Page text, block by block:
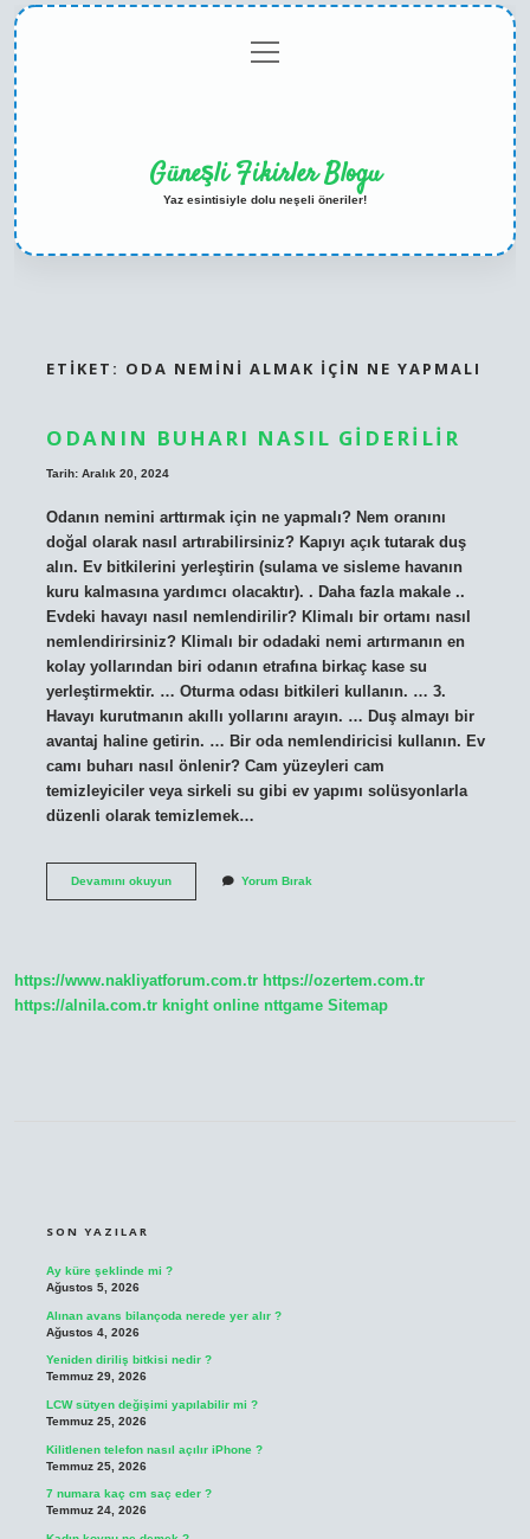
menüyü
aç
Güneşli Fikirler Blogu
Yaz esintisiyle dolu neşeli öneriler!
ETIKET: ODA NEMINI ALMAK IÇIN NE YAPMALI
ODANIN BUHARI NASIL GIDERILIR
Tarih: Aralık 20, 2024
Odanın nemini arttırmak için ne yapmalı? Nem oranını
doğal olarak nasıl artırabilirsiniz? Kapıyı açık tutarak duş
alın. Ev bitkilerini yerleştirin (sulama ve sisleme havanın
kuru kalmasına yardımcı olacaktır). . Daha fazla makale ..
Evdeki havayı nasıl nemlendirilir? Klimalı bir ortamı nasıl
nemlendirirsiniz? Klimalı bir odadaki nemi artırmanın en
kolay yollarından biri odanın etrafına birkaç kase su
yerleştirmektir. … Oturma odası bitkileri kullanın. … 3.
Havayı kurutmanın akıllı yollarını arayın. … Duş almayı bir
avantaj haline getirin. … Bir oda nemlendiricisi kullanın. Ev
camı buharı nasıl önlenir? Cam yüzeyleri cam
temizleyiciler veya sirkeli su gibi ev yapımı solüsyonlarla
düzenli olarak temizlemek…
Devamını okuyunOdanın
Yorum Bırak
https://www.nakliyatforum.com.tr https://ozertem.com.tr
https://alnila.com.tr knight online nttgame Sitemap
SON YAZILAR
Ay küre şeklinde mi ?
Ağustos 5, 2026
Alınan avans bilançoda nerede yer alır ?
Ağustos 4, 2026
Yeniden diriliş bitkisi nedir ?
Temmuz 29, 2026
LCW sütyen değişimi yapılabilir mi ?
Temmuz 25, 2026
Kilitlenen telefon nasıl açılır iPhone ?
Temmuz 25, 2026
7 numara kaç cm saç eder ?
Temmuz 24, 2026